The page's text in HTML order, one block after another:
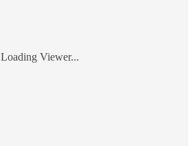
Loading Viewer...